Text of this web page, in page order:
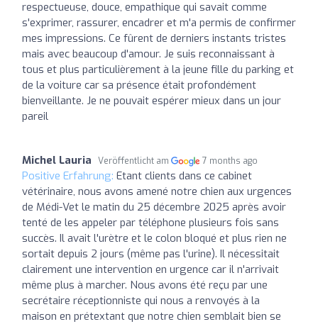
respectueuse, douce, empathique qui savait comme
s'exprimer, rassurer, encadrer et m'a permis de confirmer
mes impressions. Ce fûrent de derniers instants tristes
mais avec beaucoup d'amour. Je suis reconnaissant à
tous et plus particulièrement à la jeune fille du parking et
de la voiture car sa présence était profondément
bienveillante. Je ne pouvait espérer mieux dans un jour
pareil
Michel Lauria Veröffentlicht am 7 months ago
Positive Erfahrung: Etant clients dans ce cabinet
vétérinaire, nous avons amené notre chien aux urgences
de Médi-Vet le matin du 25 décembre 2025 après avoir
tenté de les appeler par téléphone plusieurs fois sans
succès. Il avait l'urètre et le colon bloqué et plus rien ne
sortait depuis 2 jours (même pas l'urine). Il nécessitait
clairement une intervention en urgence car il n'arrivait
même plus à marcher. Nous avons été reçu par une
secrétaire réceptionniste qui nous a renvoyés à la
maison en prétextant que notre chien semblait bien se